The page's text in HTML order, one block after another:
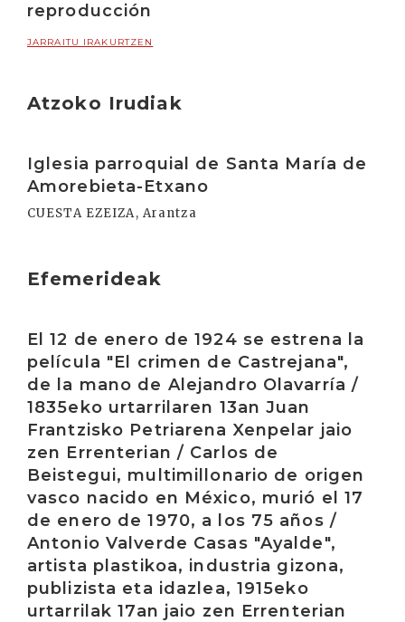
reproducción
JARRAITU IRAKURTZEN
Atzoko Irudiak
Iglesia parroquial de Santa María de
Amorebieta-Etxano
CUESTA EZEIZA, Arantza
Efemerideak
El 12 de enero de 1924 se estrena la
película "El crimen de Castrejana",
de la mano de Alejandro Olavarría /
1835eko urtarrilaren 13an Juan
Frantzisko Petriarena Xenpelar jaio
zen Errenterian / Carlos de
Beistegui, multimillonario de origen
vasco nacido en México, murió el 17
de enero de 1970, a los 75 años /
Antonio Valverde Casas "Ayalde",
artista plastikoa, industria gizona,
publizista eta idazlea, 1915eko
urtarrilak 17an jaio zen Errenterian